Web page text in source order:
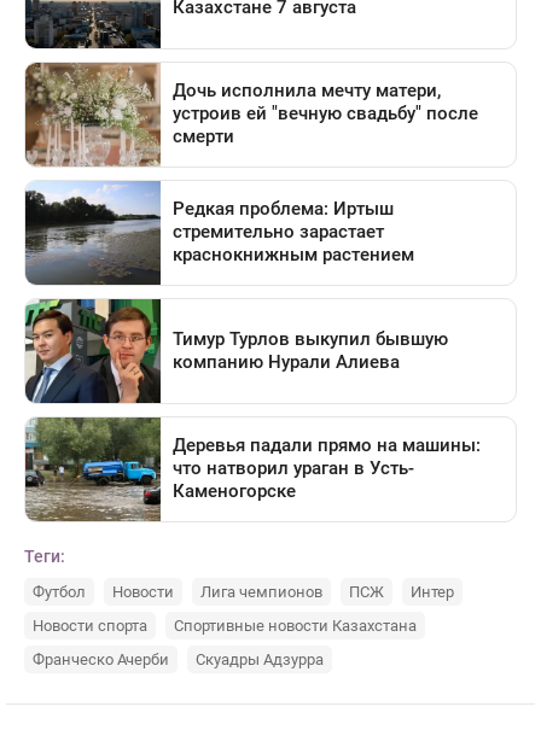
Теги:
Футбол Новости Лига чемпионов ПСЖ
Интер
Новости спорта
Спортивные новости Казахстана
Франческо Ачерби
Скуадры Адзурра